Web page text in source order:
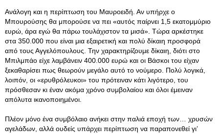
Ανάλογη και η περίπτωση του Μαυροειδή. Αν υπήρχε ο
Μπουρούσης θα μπορούσε να πει «αυτός παίρνει 1,5 εκατομμύριο
ευρώ, άρα εγώ θα πάρω τουλάχιστον τα μισά». Τώρα αρκέστηκε
στα 350.000 που είναι μια εξαιρετική και πολύ δίκαιη προσφορά
από τους Αγγελόπουλους. Την χαρακτηρίζουμε δίκαιη, διότι στο
Μπιλμπάο είχε λαμβάνειν 400.000 ευρώ και οι Βάσκοι του είχαν
ξεκαθαρίσει πως θεωρούν μεγάλο αυτό το νούμερο. Πολύ λογικά,
λοιπόν, οι «ερυθρόλευκοι» του πρότειναν κάτι λιγότερο, του
πρόσθεσαν κι έναν ακόμα χρόνο συμβολαίου και όλοι έμειναν
απόλυτα ικανοποιημένοι.
Πλέον μόνο ένα συμβόλαιο ανήκει στην παλιά εποχή των… χρυσών
αγελάδων, αλλά ουδείς υπάρχει περίπτωση να παραπονεθεί γι’